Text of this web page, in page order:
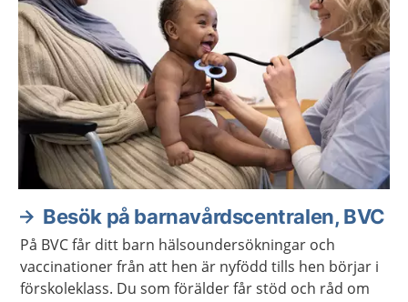
Besök på barnavårdscentralen, BVC
På BVC får ditt barn hälsoundersökningar och
vaccinationer från att hen är nyfödd tills hen börjar i
förskoleklass. Du som förälder får stöd och råd om